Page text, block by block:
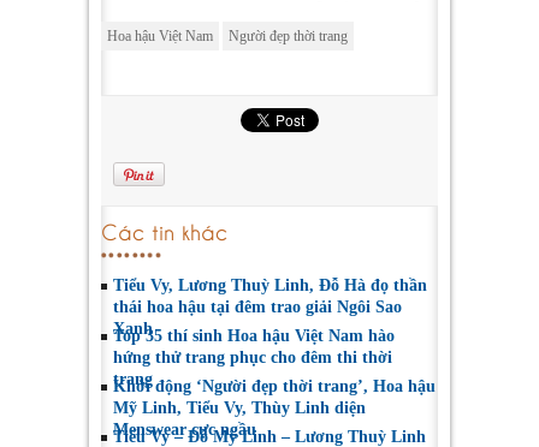
Hoa hậu Việt Nam Người đẹp thời trang
Các tin khác
Tiểu Vy, Lương Thuỳ Linh, Đỗ Hà đọ thần
thái hoa hậu tại đêm trao giải Ngôi Sao
Xanh
Top 35 thí sinh Hoa hậu Việt Nam hào
hứng thử trang phục cho đêm thi thời
trang
Khởi động ‘Người đẹp thời trang’, Hoa hậu
Mỹ Linh, Tiểu Vy, Thùy Linh diện
Menswear cực ngầu
Tiểu Vy – Đỗ Mỹ Linh – Lương Thuỳ Linh